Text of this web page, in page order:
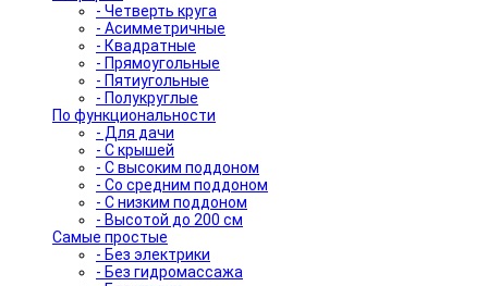
- Четверть круга
- Асимметричные
- Квадратные
- Прямоугольные
- Пятиугольные
- Полукруглые
По функциональности
- Для дачи
- С крышей
- С высоким поддоном
- Со средним поддоном
- С низким поддоном
- Высотой до 200 см
Самые простые
- Без электрики
- Без гидромассажа